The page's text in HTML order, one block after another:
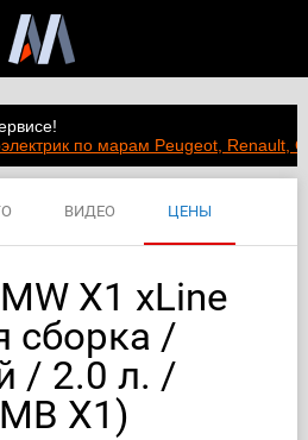
по марам Peugeot, Renault,
ВИДЕО ЦЕНЫ
X1 xLine
сборка /
/ 2.0 л. /
Х1)